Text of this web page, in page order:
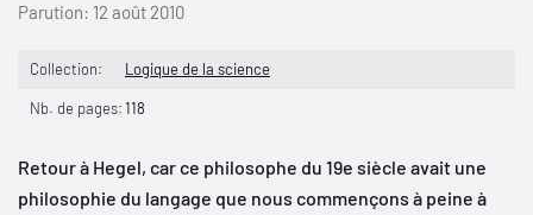
Parution: 12 août 2010
Collection: Logique de la science
Nb. de pages:118
Retour à Hegel, car ce philosophe du 19e siècle avait une
philosophie du langage que nous commençons à peine à